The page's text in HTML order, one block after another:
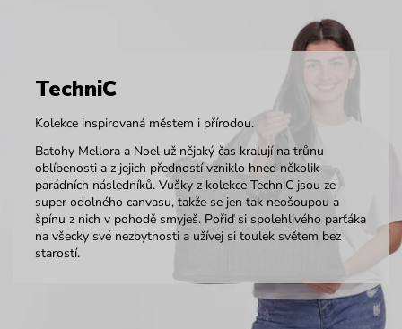
TechniC
Kolekce inspirovaná městem i přírodou.
Batohy Mellora a Noel už nějaký čas kralují na trůnu
oblíbenosti a z jejich předností vzniklo hned několik
parádních následníků. Vušky z kolekce TechniC jsou ze
super odolného canvasu, takže se jen tak neošoupou a
špínu z nich v pohodě smyješ. Pořiď si spolehlivého parťáka
na všecky své nezbytnosti a užívej si toulek světem bez
starostí.